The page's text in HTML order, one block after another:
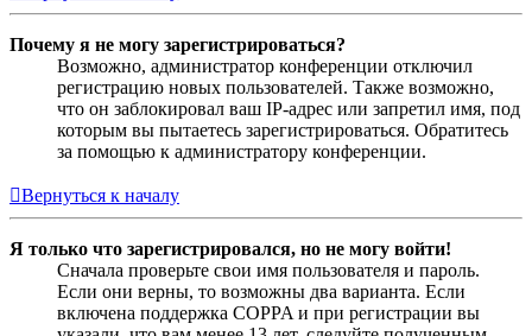
Почему я не могу зарегистрироваться?
Возможно, администратор конференции отключил
регистрацию новых пользователей. Также возможно,
что он заблокировал ваш IP-адрес или запретил имя, под
которым вы пытаетесь зарегистрироваться. Обратитесь
за помощью к администратору конференции.
Вернуться к началу
Я только что зарегистрировался, но не могу войти!
Сначала проверьте свои имя пользователя и пароль.
Если они верны, то возможны два варианта. Если
включена поддержка COPPA и при регистрации вы